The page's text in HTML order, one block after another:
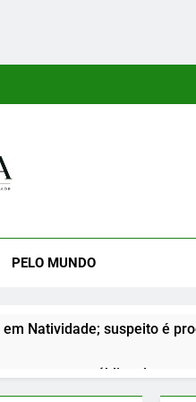
Boa Experiência Para O
PELO MUNDO
Natividade; suspeito é
segurança pública durante